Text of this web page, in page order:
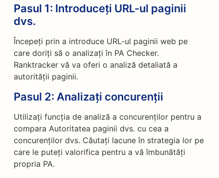
Pasul 1: Introduceți URL-ul paginii
dvs.
Începeți prin a introduce URL-ul paginii web pe
care doriți să o analizați în PA Checker.
Ranktracker vă va oferi o analiză detaliată a
autorității paginii.
Pasul 2: Analizați concurenții
Utilizați funcția de analiză a concurenților pentru a
compara Autoritatea paginii dvs. cu cea a
concurenților dvs. Căutați lacune în strategia lor pe
care le puteți valorifica pentru a vă îmbunătăți
propria PA.